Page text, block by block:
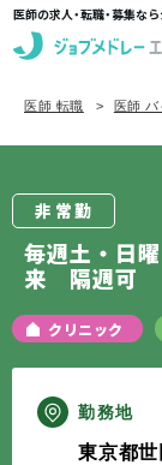
医師の求人・転職・募集な
求人を探す
定期非常勤の
エージェント
医師 転職 医師 バ
非常勤
毎週土・
来 隔週可
クリニック
勤務地
東京都